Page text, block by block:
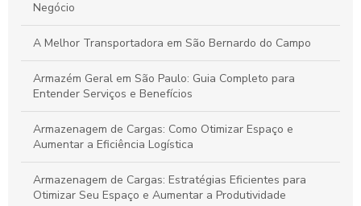
Negócio
A Melhor Transportadora em São Bernardo do Campo
Armazém Geral em São Paulo: Guia Completo para
Entender Serviços e Benefícios
Armazenagem de Cargas: Como Otimizar Espaço e
Aumentar a Eficiência Logística
Armazenagem de Cargas: Estratégias Eficientes para
Otimizar Seu Espaço e Aumentar a Produtividade